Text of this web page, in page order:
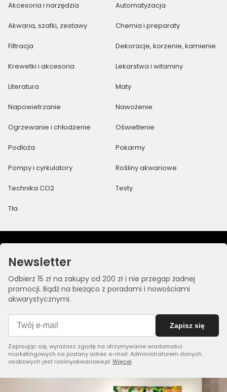
Akcesoria i narzędzia Automatyzacja
Akwaria, szafki, zestawy Chemia i preparaty
Filtracja Dekoracje, korzenie, kamienie
Krewetki i akcesoria Lekarstwa i witaminy
Literatura Maty
Napowietrzanie Nawożenie
Ogrzewanie i chłodzenie Oświetlenie
Podłoża Pokarmy
Pompy i cyrkulatory Rośliny akwariowe
Technika CO2 Testy
Tła
Newsletter
Odbierz 15 zł na zakupy od 200 zł i nie przegap żadnej
promocji. Bądź na bieżąco z poradami i nowościami
akwarystycznymi.
Zapisz się
Zapisując się, wyrażasz zgodę na otrzymywanie wiadomości
marketingowych na podany adres e-mail. Administratorem danych
osobowych jest roslinyakwariowe.pl.Więcej